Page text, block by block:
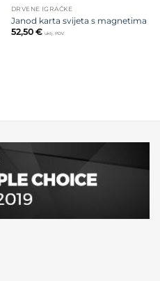
DRVENE IGRAČKE
Janod karta svijeta s magnetima
52,50 € uklj. PDV